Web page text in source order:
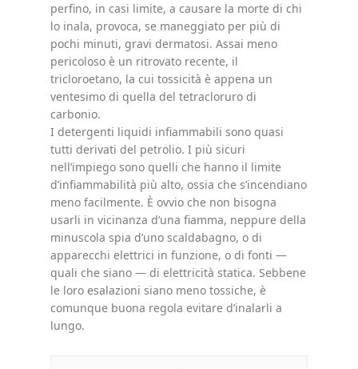
perfino, in casi limite, a causare la morte di chi
lo inala, provoca, se maneggiato per più di
pochi minuti, gravi dermatosi. Assai meno
pericoloso è un ritrovato recente, il
tricloroetano, la cui tossicità è appena un
ventesimo di quella del tetracloruro di
carbonio.
I detergenti liquidi infiammabili sono quasi
tutti derivati del petrolio. I più sicuri
nell’impiego sono quelli che hanno il limite
d’infiammabilità più alto, ossia che s’incendiano
meno facilmente. È ovvio che non bisogna
usarli in vicinanza d’una fiamma, neppure della
minuscola spia d’uno scaldabagno, o di
apparecchi elettrici in funzione, o di fonti —
quali che siano — di elettricità statica. Sebbene
le loro esalazioni siano meno tossiche, è
comunque buona regola evitare d’inalarli a
lungo.